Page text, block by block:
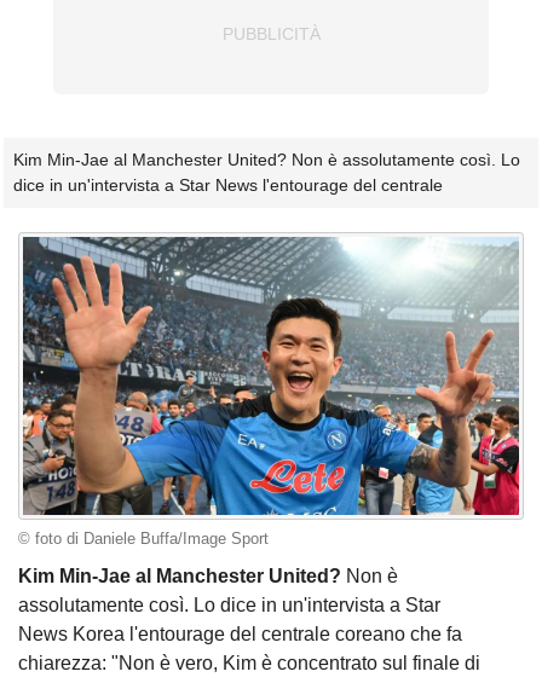
Kim Min-Jae al Manchester United? Non è assolutamente così. Lo
dice in un'intervista a Star News l'entourage del centrale
© foto di Daniele Buffa/Image Sport
Kim Min-Jae al Manchester United? Non è
assolutamente così. Lo dice in un'intervista a Star
News Korea l'entourage del centrale coreano che fa
chiarezza: "Non è vero, Kim è concentrato sul finale di